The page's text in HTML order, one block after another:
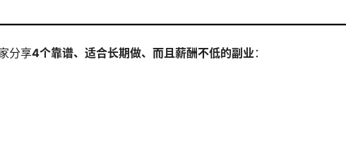
分享4个靠谱、适合长期做、而且薪酬不低的副业：